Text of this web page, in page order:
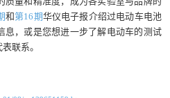
和第16期华仪电子报介绍过电动车电池
息，或是您想进一步了解电动车的测试
联系。